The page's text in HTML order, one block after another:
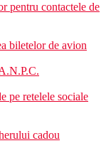
prepaprate
pentru contactele de
biletelor de avion
pe retelele sociale
cadou